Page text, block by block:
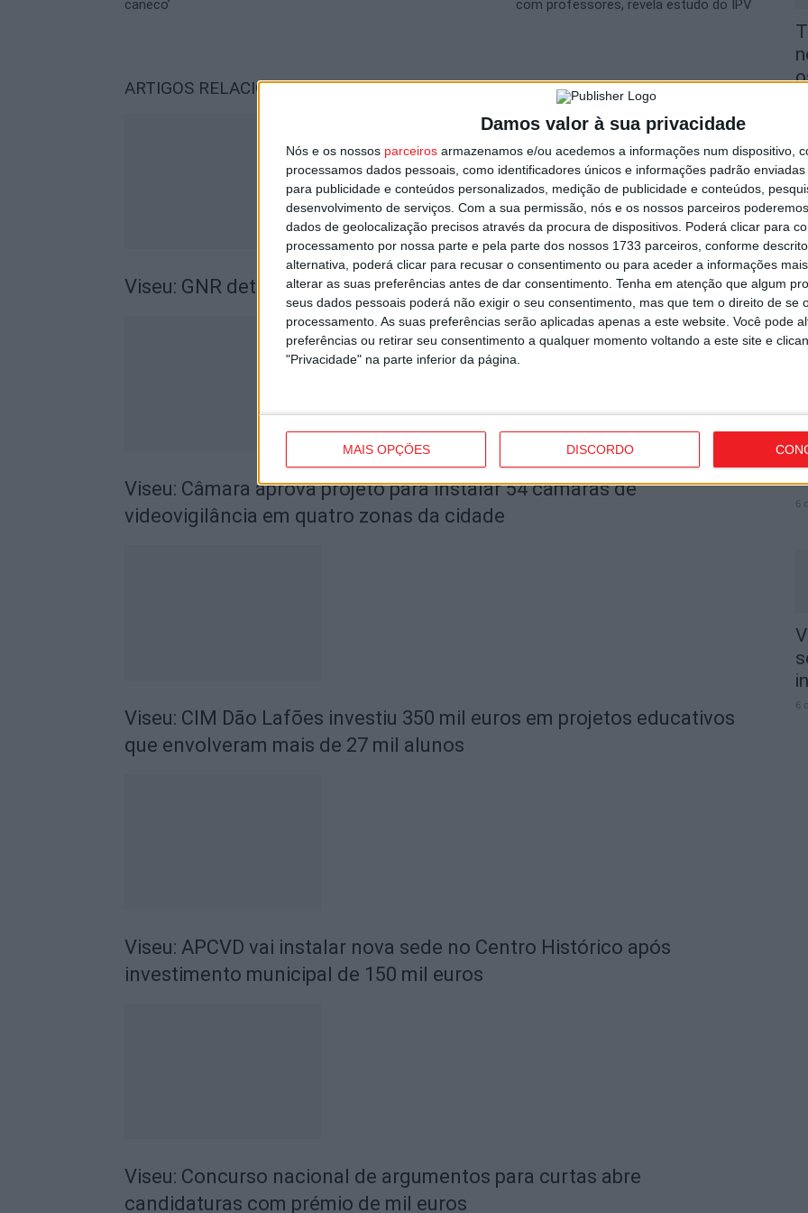
Damos valor à sua privacidade
Nós e os nossos parceiros armazenamos e/ou acedemos a informações num dispositivo,
processamos dados pessoais, como identificadores únicos e informações padrão
para publicidade e conteúdos personalizados, medição de publicidade e conteúdos,
desenvolvimento de serviços. Com a sua permissão, nós e os nossos parceiros
dados de geolocalização precisos através da procura de dispositivos. Poderá clicar para
processamento por nossa parte e pela parte dos nossos 1733 parceiros, conforme
alternativa, poderá clicar para recusar o consentimento ou para aceder a informações
alterar as suas preferências antes de dar consentimento. Tenha em atenção que algum
seus dados pessoais poderá não exigir o seu consentimento, mas que tem o direito de se
processamento. As suas preferências serão aplicadas apenas a este website. Você pode
preferências ou retirar seu consentimento a qualquer momento voltando a este site e
"Privacidade" na parte inferior da página.
MAIS OPÇÕES DISCORDO
caneco’ com professores, revela estudo do IPV
ARTIGOS RELACIONADOSMais do autor
Viseu: GNR detém sete suspeitos por furto de cobre na região
Viseu: Câmara aprova projeto para instalar 54 câmaras de
videovigilância em quatro zonas da cidade
Viseu: CIM Dão Lafões investiu 350 mil euros em projetos educativos
que envolveram mais de 27 mil alunos
Viseu: APCVD vai instalar nova sede no Centro Histórico após
investimento municipal de 150 mil euros
Viseu: Concurso nacional de argumentos para curtas abre
candidaturas com prémio de mil euros
6
6
6